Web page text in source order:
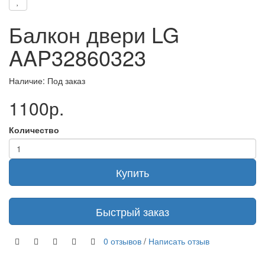
Балкон двери LG
AAP32860323
Наличие: Под заказ
1100р.
Количество
Купить
Быстрый заказ
0 отзывов / Написать отзыв